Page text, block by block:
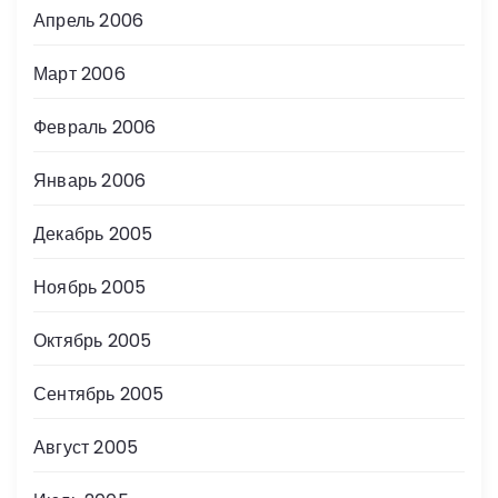
Апрель 2006
Март 2006
Февраль 2006
Январь 2006
Декабрь 2005
Ноябрь 2005
Октябрь 2005
Сентябрь 2005
Август 2005